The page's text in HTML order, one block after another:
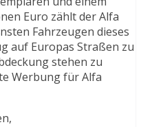
Euro zählt der Alfa
Fahrzeugen dieses
auf Europas Straßen zu
stehen zu
Werbung für Alfa